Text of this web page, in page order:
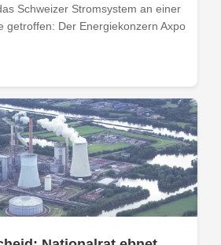
Schweizer Stromsystem an einer
getroffen: Der Energiekonzern Axpo